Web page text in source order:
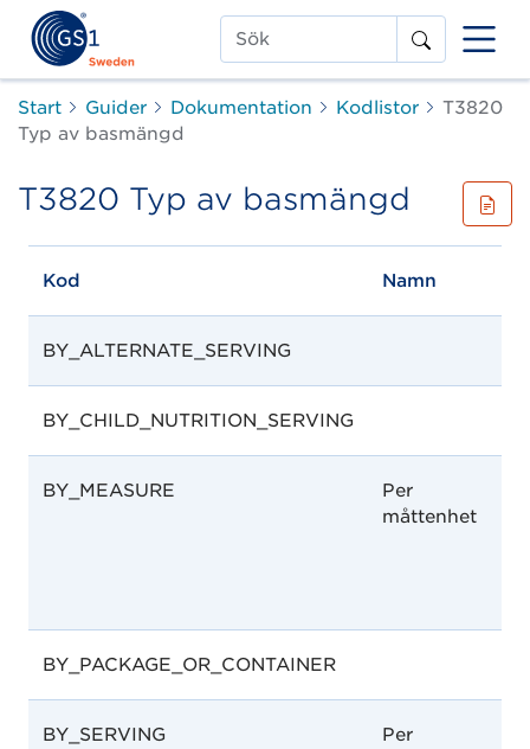
Sök
Start Guider Dokumentation Kodlistor
T3820
Typ av basmängd
T3820 Typ av basmängd
Kod Namn
BY_ALTERNATE_SERVING
BY_CHILD_NUTRITION_SERVING
BY_MEASURE
Per
måttenhet
BY_PACKAGE_OR_CONTAINER
BY_SERVING
Per